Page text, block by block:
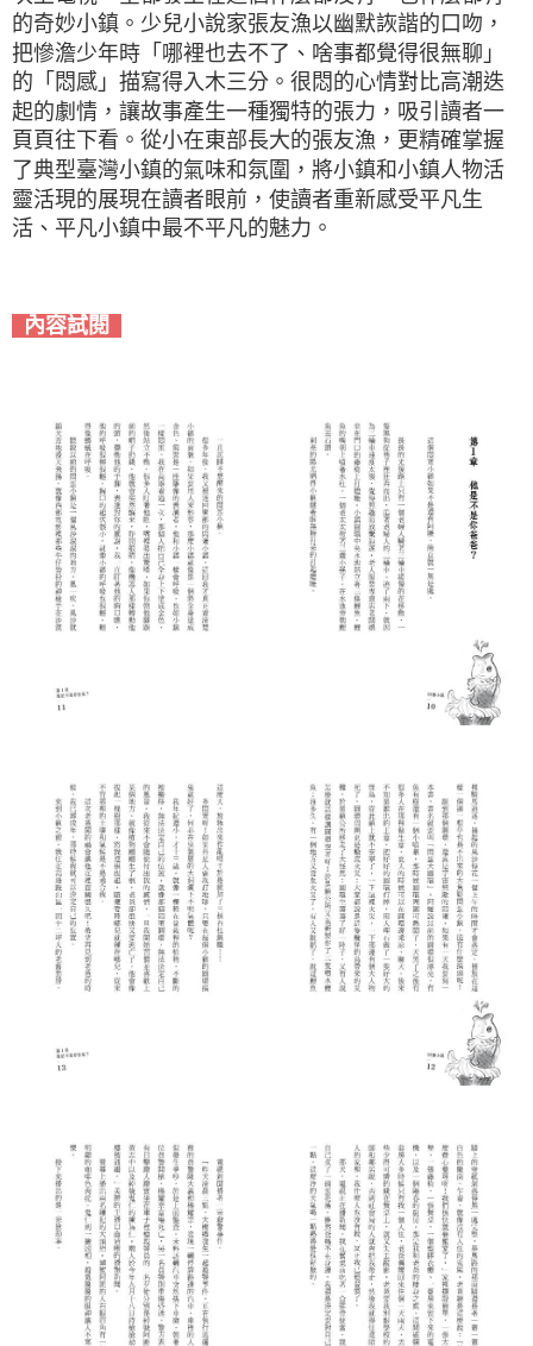
的奇妙小鎮。少兒小說家張友漁以幽默詼諧的口吻，
把慘澹少年時「哪裡也去不了、啥事都覺得很無聊」
的「悶感」描寫得入木三分。很悶的心情對比高潮迭
起的劇情，讓故事產生一種獨特的張力，吸引讀者一
頁頁往下看。從小在東部長大的張友漁，更精確掌握
了典型臺灣小鎮的氣味和氛圍，將小鎮和小鎮人物活
靈活現的展現在讀者眼前，使讀者重新感受平凡生
活、平凡小鎮中最不平凡的魅力。
內容試閱